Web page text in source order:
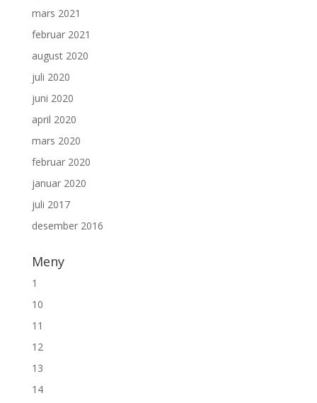
mars 2021
februar 2021
august 2020
juli 2020
juni 2020
april 2020
mars 2020
februar 2020
januar 2020
juli 2017
desember 2016
Meny
1
10
11
12
13
14